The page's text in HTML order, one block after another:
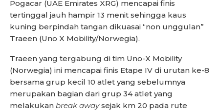
Pogacar (UAE Emirates XRG) mencapai finis
tertinggal jauh hampir 13 menit sehingga kaus
kuning berpindah tangan dikuasai “non unggulan”
Traeen (Uno X Mobility/Norwegia).
Traeen yang tergabung di tim Uno-X Mobility
(Norwegia) ini mencapai finis Etape IV di urutan ke-8
bersama grup kecil 10 atlet yang sebelumnya
merupakan bagian dari grup 34 atlet yang
melakukan break awaysejak km 20 pada rute